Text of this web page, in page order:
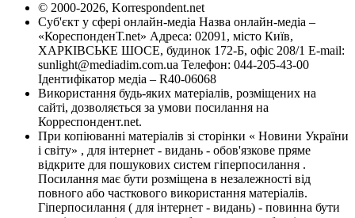
© 2000-2026, Korrespondent.net
Суб'єкт у сфері онлайн-медіа Назва онлайн-медіа –
«КореспонденТ.net» Адреса: 02091, місто Київ,
ХАРКІВСЬКЕ ШОСЕ, будинок 172-Б, офіс 208/1 E-mail:
sunlight@mediadim.com.ua Телефон: 044-205-43-00
Ідентифікатор медіа – R40-06068
Використання будь-яких матеріалів, розміщених на
сайті, дозволяється за умови посилання на
Корреспондент.net.
При копіюванні матеріалів зі сторінки « Новини України
і світу» , для інтернет - видань - обов'язкове пряме
відкрите для пошукових систем гіперпосилання .
Посилання має бути розміщена в незалежності від
повного або часткового використання матеріалів.
Гіперпосилання ( для інтернет - видань) - повинна бути